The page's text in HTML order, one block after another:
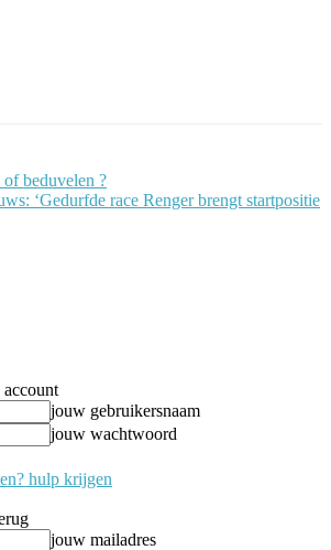
beduvelen ?
‘Gedurfde race Renger brengt startpositie
jouw gebruikersnaam
jouw wachtwoord
hulp krijgen
jouw mailadres